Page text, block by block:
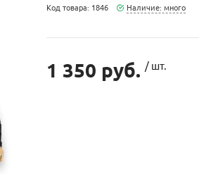
Код товара: 1846 Наличие: много
1 350 руб. / шт.